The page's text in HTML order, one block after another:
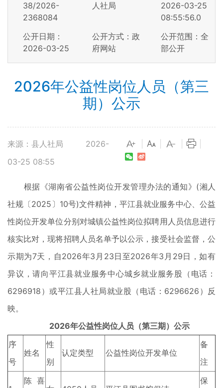
38/2026-
2368084
人社局
2026-03-25
08:55:56.0
公开日期：
2026-03-25
公开方式：政
府网站
公开范围：全
部公开
2026年公益性岗位人员（第三
期）公示
来源：县人社局
2026-
03-25 08:55
根据《湖南省公益性岗位开发管理办法的通知》(湘人
社规〔2025〕10号)文件精神，平江县就业服务中心、公益
性岗位开发单位分别对城镇公益性岗位拟聘用人员信息进行
核实比对，现将招聘人员名单予以公示，接受社会监督，公
示期为7天，自2026年3月23日至2026年3月29日，如有
异议，请向平江县就业服务中心城乡就业服务股（电话：
6296918）或平江县人社局就业股（电话：6296626）反
映。
2026年公益性岗位人员（第三期）公示
序
号
姓名
性
别
认定类型 公益性岗位开发单位
备
注
陈喜
保